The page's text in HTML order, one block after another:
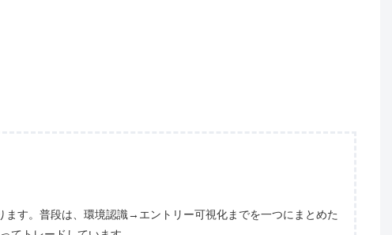
ます。普段は、環境認識→エントリー可視化までを一つにまとめた